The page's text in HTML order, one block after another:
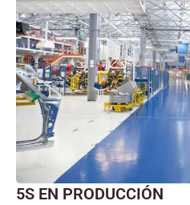
5S EN PRODUCCIÓN